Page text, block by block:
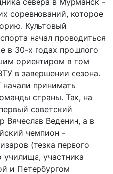
соревнований, которое
Культовый
начал проводиться
в 30-х годах прошлого
ориентиром в том
в завершении сезона.
принимать
страны. Так, на
советский
Вячеслав Веденин, а в
чемпион -
(тезка первого
участника
и Петербургом